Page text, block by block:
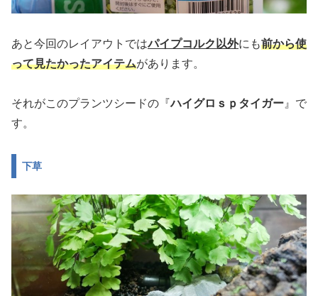
あと今回のレイアウトではパイプコルク以外にも前から使
って見たかったアイテムがあります。
それがこのプランツシードの『ハイグロｓｐタイガー 』で
す。
下草